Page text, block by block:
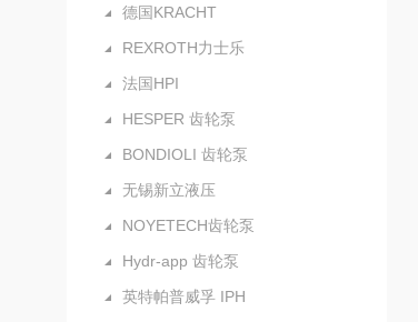
德国KRACHT
REXROTH力士乐
法国HPI
HESPER 齿轮泵
BONDIOLI 齿轮泵
无锡新立液压
NOYETECH齿轮泵
Hydr-app 齿轮泵
英特帕普威孚 IPH